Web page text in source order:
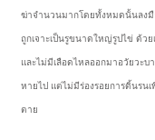
ฆ่าจำนวนมากโดยทั้งหมดนั้นลงมื
ถูกเจาะเป็นรูขนาดใหญ่รูปไข่ ด้ว
และไม่มีเลือดไหลออกมาอวัยวะบ
หายไป แต่ไม่มีร่องรอยการดิ้นรน
ตาย